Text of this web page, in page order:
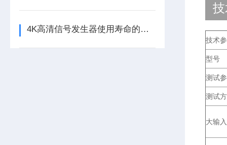
4K高清信号发生器使用寿命的五大保养技巧
技术
型号
测试
测试
大输